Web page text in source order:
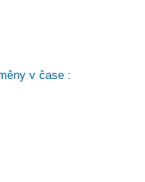
v čase :